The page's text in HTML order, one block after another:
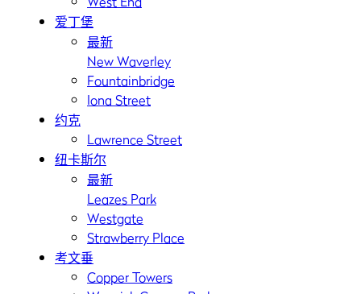
爱丁堡
最新
New Waverley
Fountainbridge
Iona Street
约克
Lawrence Street
纽卡斯尔
最新
Leazes Park
Westgate
Strawberry Place
考文垂
Copper Towers